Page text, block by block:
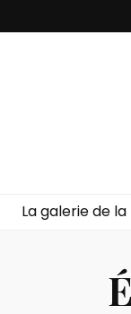
La galerie de